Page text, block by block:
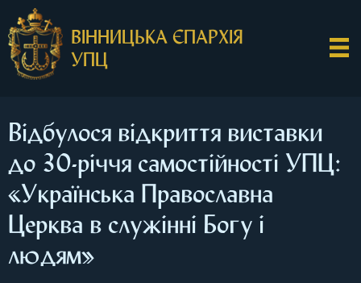
ВІННИЦЬКА ЄПАРХІЯ
УПЦ
Відбулося відкриття виставки
до 30-річчя самостійності УПЦ:
«Українська Православна
Церква в служінні Богу і
людям»